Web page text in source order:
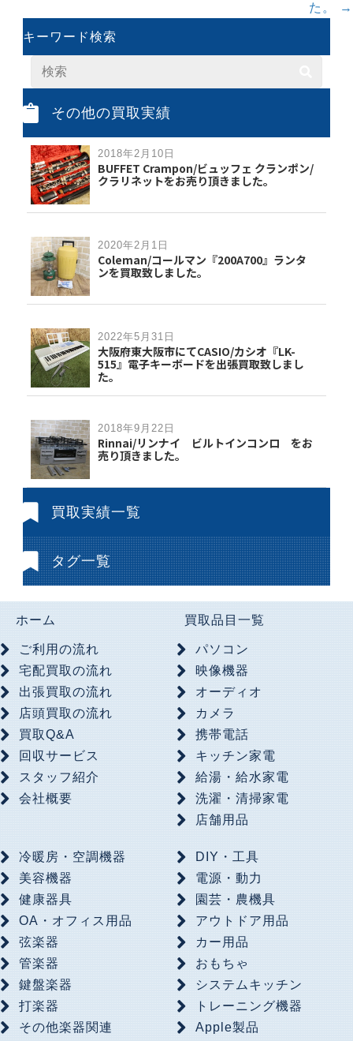
た。 →
キーワード検索
その他の買取実績
2018年2月10日
BUFFET Crampon/ビュッフェ クランポン/
クラリネットをお売り頂きました。
2020年2月1日
Coleman/コールマン『200A700』ランタ
ンを買取致しました。
2022年5月31日
大阪府東大阪市にてCASIO/カシオ『LK-
515』電子キーボードを出張買取致しまし
た。
2018年9月22日
Rinnai/リンナイ ビルトインコンロ をお
売り頂きました。
買取実績一覧
タグ一覧
ホーム
ご利用の流れ
宅配買取の流れ
出張買取の流れ
店頭買取の流れ
買取Q&A
回収サービス
スタッフ紹介
会社概要
買取品目一覧
パソコン
映像機器
オーディオ
カメラ
携帯電話
キッチン家電
給湯・給水家電
洗濯・清掃家電
店舗用品
冷暖房・空調機器
美容機器
健康器具
OA・オフィス用品
弦楽器
管楽器
鍵盤楽器
打楽器
その他楽器関連
DIY・工具
電源・動力
園芸・農機具
アウトドア用品
カー用品
おもちゃ
システムキッチン
トレーニング機器
Apple製品